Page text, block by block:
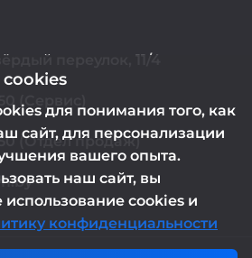
переулок, 11/4
(Сервис)
(Отдел продаж)
для понимания того, как
сайт, для персонализации
вашего опыта.
наш сайт, вы
cookies и
конфиденциальности